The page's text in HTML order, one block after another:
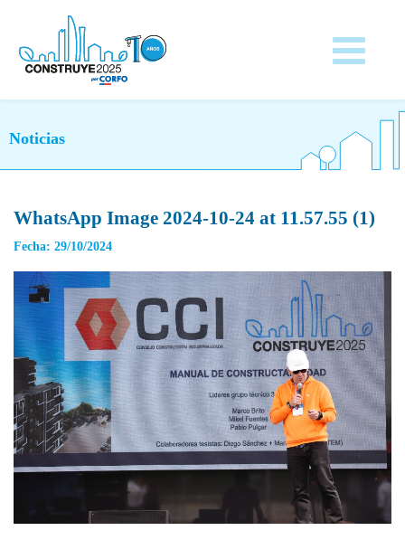
Noticias
WhatsApp Image 2024-10-24 at 11.57.55 (1)
Fecha: 29/10/2024